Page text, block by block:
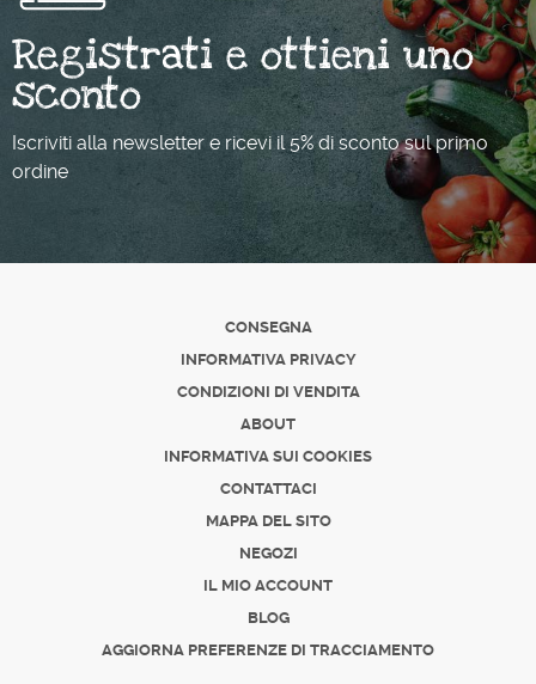
Registrati e ottieni uno
sconto
Iscriviti alla newsletter e ricevi il 5% di sconto sul primo
ordine
CONSEGNA
INFORMATIVA PRIVACY
CONDIZIONI DI VENDITA
ABOUT
INFORMATIVA SUI COOKIES
CONTATTACI
MAPPA DEL SITO
NEGOZI
IL MIO ACCOUNT
BLOG
AGGIORNA PREFERENZE DI TRACCIAMENTO